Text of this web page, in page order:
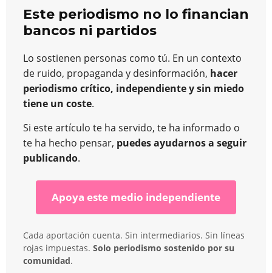
Este periodismo no lo financian
bancos ni partidos
Lo sostienen personas como tú. En un contexto
de ruido, propaganda y desinformación, hacer
periodismo crítico, independiente y sin miedo
tiene un coste.
Si este artículo te ha servido, te ha informado o
te ha hecho pensar, puedes ayudarnos a seguir
publicando.
Apoya este medio independiente
Cada aportación cuenta. Sin intermediarios. Sin líneas
rojas impuestas. Solo periodismo sostenido por su
comunidad.